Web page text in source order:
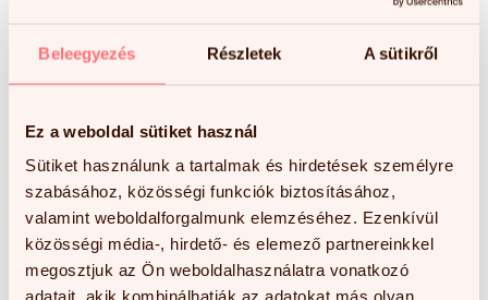
Beleegyezés Részletek A sütikről
Ez a weboldal sütiket használ
Sütiket használunk a tartalmak és hirdetések személyre
szabásához, közösségi funkciók biztosításához,
valamint weboldalforgalmunk elemzéséhez. Ezenkívül
közösségi média-, hirdető- és elemező partnereinkkel
megosztjuk az Ön weboldalhasználatra vonatkozó
adatait, akik kombinálhatják az adatokat más olyan
szembesülhetnek azzal a kihívással,